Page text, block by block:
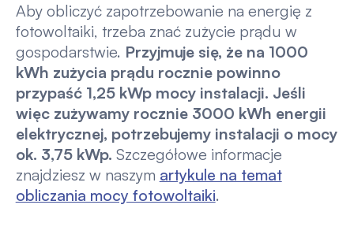
Aby obliczyć zapotrzebowanie na energię z
fotowoltaiki, trzeba znać zużycie prądu w
gospodarstwie. Przyjmuje się, że na 1000
kWh zużycia prądu rocznie powinno
przypaść 1,25 kWp mocy instalacji. Jeśli
więc zużywamy rocznie 3000 kWh energii
elektrycznej, potrzebujemy instalacji o mocy
ok. 3,75 kWp. Szczegółowe informacje
znajdziesz w naszym artykule na temat
obliczania mocy fotowoltaiki.